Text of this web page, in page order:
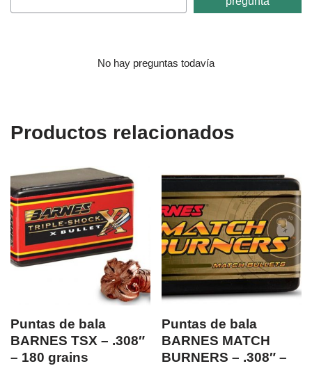
No hay preguntas todavía
Productos relacionados
Puntas de bala
BARNES TSX – .308″
– 180 grains
Puntas de bala
BARNES MATCH
BURNERS – .308″ –